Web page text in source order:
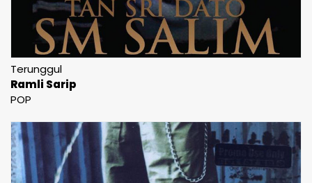
Terunggul
Ramli Sarip
POP